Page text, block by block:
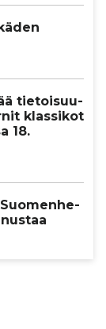
tie­toi­suu­
klassikot
18.
Suo­men­he­